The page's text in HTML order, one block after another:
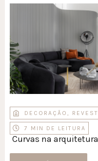
DECORAÇÃO ,
7 MIN DE LEITURA
Curvas na